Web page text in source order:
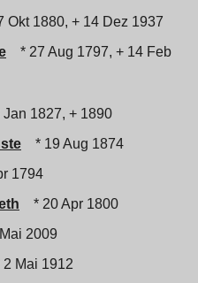
Okt 1880, + 14 Dez 1937
* 27 Aug 1797, + 14 Feb
Jan 1827, + 1890
* 19 Aug 1874
1794
* 20 Apr 1800
2009
2 Mai 1912